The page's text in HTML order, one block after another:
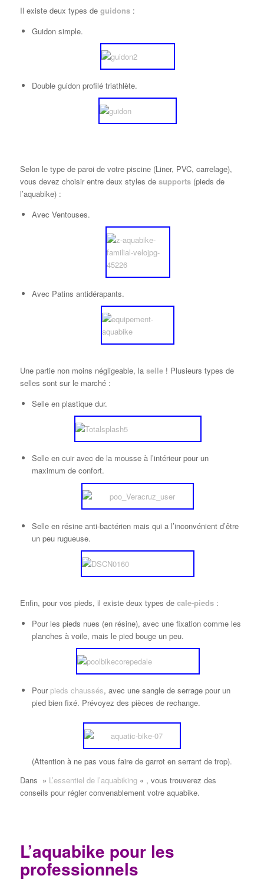
Il existe deux types de guidons:
Guidon simple.
Double guidon profilé triathlète.
Selon le type de paroi de votre piscine (Liner, PVC, carrelage),
vous devez choisir entre deux styles desupports(pieds de
l’aquabike) :
Avec Ventouses.
Avec Patins antidérapants.
Une partie non moins négligeable, laselle! Plusieurs types de
selles sont sur le marché :
Selle en plastique dur.
Selle en cuir avec de la mousse à l’intérieur pour un
maximum de confort.
Selle en résine anti-bactérien mais qui a l’inconvénient d’être
un peu rugueuse.
Enfin, pour vos pieds, il existe deux types de cale-pieds:
Pour les pieds nues (en résine), avec une fixation comme les
planches à voile, mais le pied bouge un peu.
Pour pieds chaussés, avec une sangle de serrage pour un
pied bien fixé. Prévoyez des pièces de rechange.
(Attention à ne pas vous faire de garrot en serrant de trop).
Dans » L’essentiel de l’aquabiking« , vous trouverez des
conseils pour régler convenablement votre aquabike.
L’aquabike pour les
professionnels